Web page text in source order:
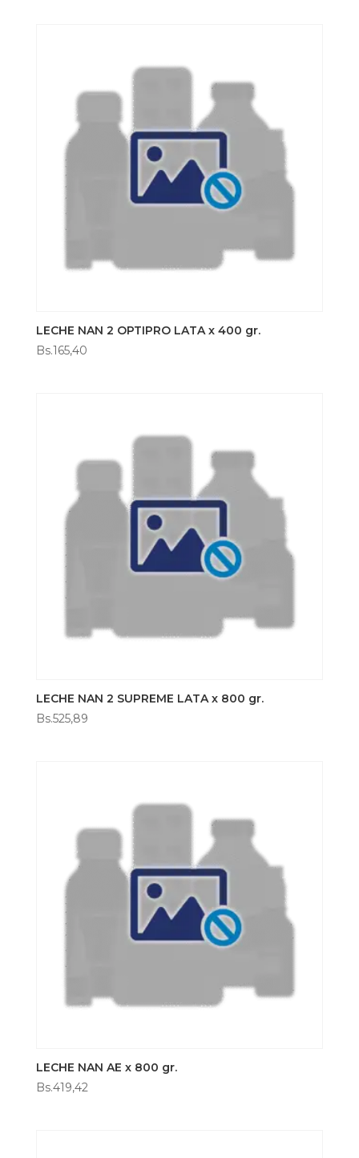
LECHE NAN 2 OPTIPRO LATA x 400 gr.
Bs.165,40
LECHE NAN 2 SUPREME LATA x 800 gr.
Bs.525,89
LECHE NAN AE x 800 gr.
Bs.419,42